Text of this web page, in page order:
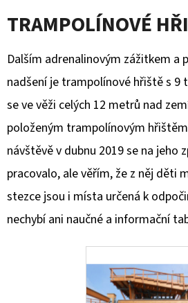
TRAMPOLÍNOVÉ
Dalším adrenalinovým zážitkem a
nadšení je trampolínové hřiště s 9
se ve věži celých 12 metrů nad
položeným trampolínovým
návštěvě v dubnu 2019 se na jeho
pracovalo, ale věřím, že z něj děti
stezce jsou i místa určená k
nechybí ani naučné a informační